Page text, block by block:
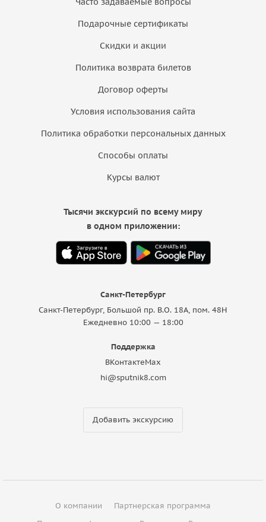
Подарочные сертификаты
Скидки и акции
Политика возврата билетов
Договор оферты
Условия использования сайта
Политика обработки персональных данных
Способы оплаты
Курсы валют
Санкт-Петербург
Санкт-Петербург, Большой пр. В.О. 18A, пом. 48Н
Ежедневно 10:00 — 18:00
Поддержка
ВКонтактеMax
hi@sputnik8.com
Добавить экскурсию
Тысячи экскурсий по всему миру
в одном приложении:
О компании
Партнерская программа